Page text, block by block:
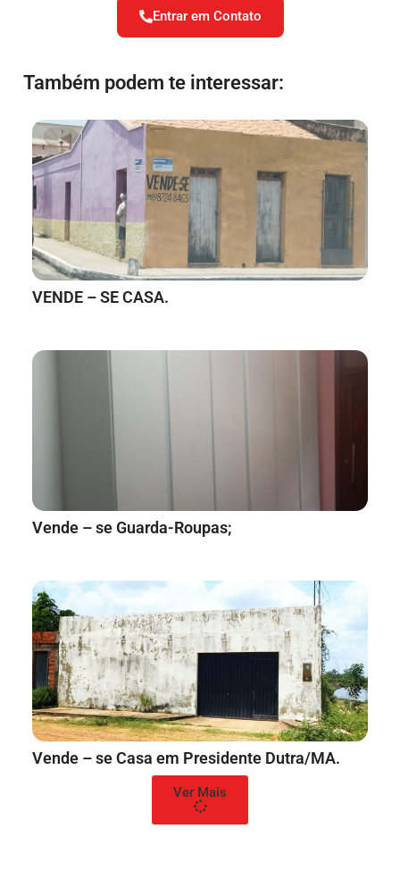
Entrar em Contato
Também podem te interessar:
VENDE – SE CASA.
Vende – se Guarda-Roupas;
Vende – se Casa em Presidente Dutra/MA.
Ver Mais